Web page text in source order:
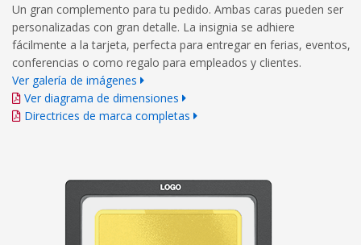
Un gran complemento para tu pedido. Ambas caras pueden ser
personalizadas con gran detalle. La insignia se adhiere
fácilmente a la tarjeta, perfecta para entregar en ferias, eventos,
conferencias o como regalo para empleados y clientes.
Ver galería de imágenes
Ver diagrama de dimensiones
Directrices de marca completas